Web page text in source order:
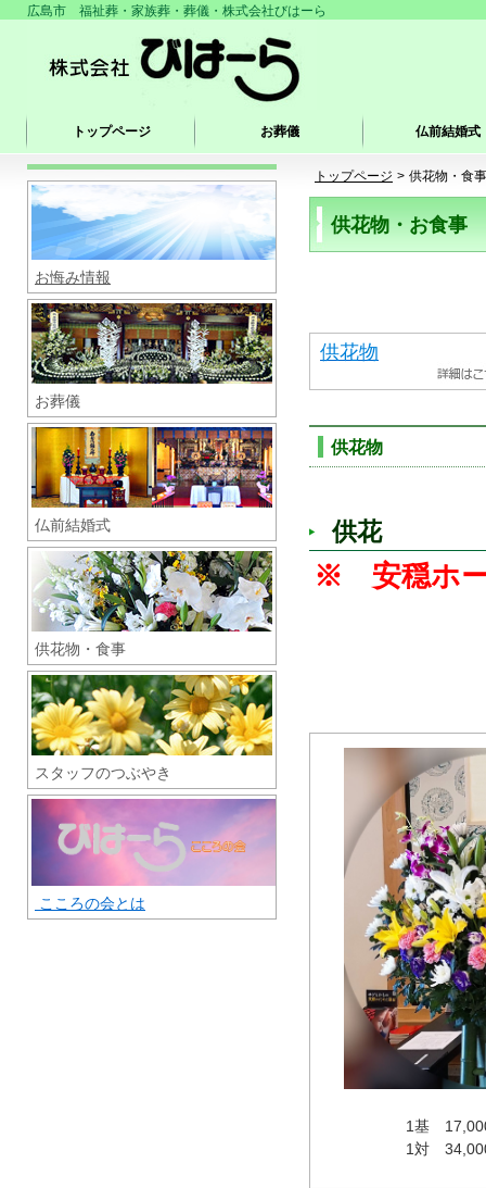
広島市 福祉葬・家族葬・葬儀・株式会社びはーら
トップページ お葬儀 仏前結婚式
お悔み情報
お葬儀
仏前結婚式
供花物・食事
スタッフのつぶやき
こころの会とは
トップページ > 供花物・食事
供花物・お食事
供花物
供花物
供花
※ 安穏ホー
1基
1対